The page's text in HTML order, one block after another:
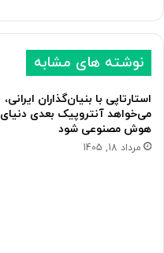
نوشته های مشابه
استارتاپی با بنیان‌گذاران ایرانی،
می‌خواهد آنتروپیک بعدی دنیای
هوش مصنوعی شود
مرداد 18, 1405